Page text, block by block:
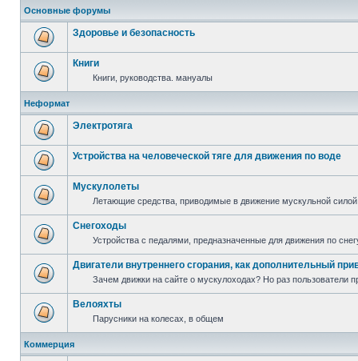
Основные форумы
Здоровье и безопасность
Книги
Книги, руководства. мануалы
Неформат
Электротяга
Устройства на человеческой тяге для движения по воде
Мускулолеты
Летающие средства, приводимые в движение мускульной силой
Снегоходы
Устройства с педалями, предназначенные для движения по
Двигатели внутреннего сгорания, как дополнительный
Зачем движки на сайте о мускулоходах? Но раз пользователи
Велояхты
Парусники на колесах, в общем
Коммерция